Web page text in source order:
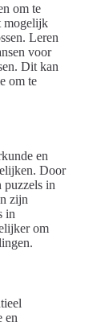
om te
mogelijk
Leren
voor
Dit kan
om te
en
Door
puzzels in
zijn
in
om
en